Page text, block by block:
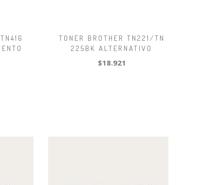
TONER BROTHER TN221/TN
225BK ALTERNATIVO
$18.921